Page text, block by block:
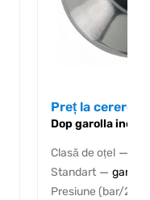
Preț la cerere
Dop garolla inox
Clasă de oțel —
Standart — garolla
Presiune (bar/